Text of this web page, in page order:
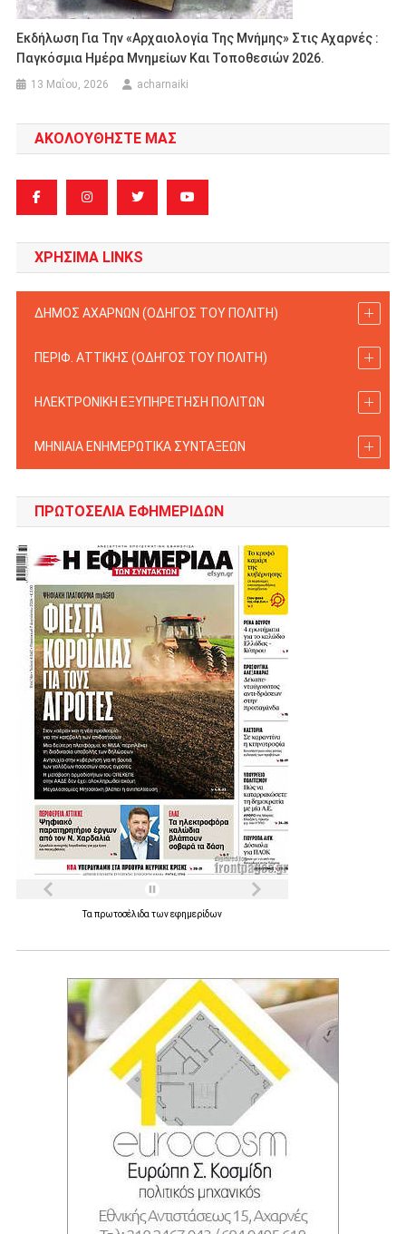
Εκδήλωση Για Την «Αρχαιολογία Της Μνήμης» Στις Αχαρνές :
Παγκόσμια Ημέρα Μνημείων Και Τοποθεσιών 2026.
13 Μαΐου, 2026 acharnaiki
ΑΚΟΛΟΥΘΗΣΤΕ ΜΑΣ
ΧΡΗΣΙΜΑ LINKS
ΔΗΜΟΣ ΑΧΑΡΝΩΝ (ΟΔΗΓΟΣ TOY ΠΟΛΙΤΗ)
ΠΕΡΙΦ. ΑΤΤΙΚΗΣ (ΟΔΗΓΟΣ TOY ΠΟΛΙΤΗ)
ΗΛΕΚΤΡΟΝΙΚΗ ΕΞΥΠΗΡΕΤΗΣΗ ΠΟΛΙΤΩΝ
ΜΗΝΙΑΙΑ ΕΝΗΜΕΡΩΤΙΚΑ ΣΥΝΤΑΞΕΩΝ
ΠΡΩΤΟΣΈΛΙΑ ΕΦΗΜΕΡΊΔΩΝ
Τα πρωτοσέλιδα τωνεφημερίδων